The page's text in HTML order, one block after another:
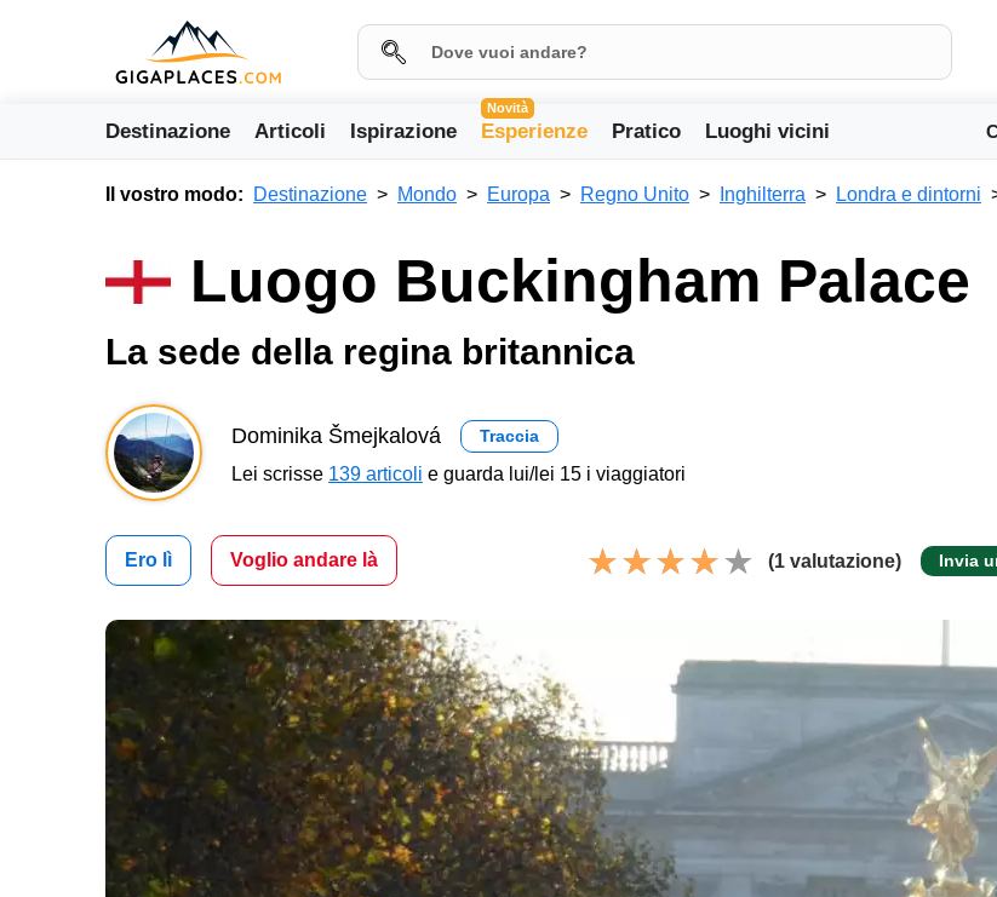
Destinazione Articoli Ispirazione
Novità
Esperienze Pratico Luoghi vicini
Il vostro modo: Destinazione Mondo Europa Regno Unito Inghilterra Londra e dintorni
Luogo Buckingham Palace
La sede della regina britannica
Dominika Šmejkalová Traccia
Lei scrisse 139 articoli e guarda lui/lei 15 i viaggiatori
Ero lì Voglio andare là (1 valutazione) Invia